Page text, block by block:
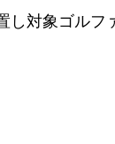
対象ゴル